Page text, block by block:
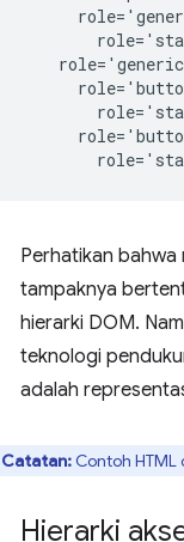
Perhatikan
tampaknya
hierarki DOM.
teknologi
adalah
Catatan: Contoh
Hierarki